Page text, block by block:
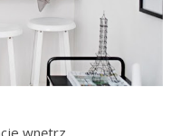
wnętrz